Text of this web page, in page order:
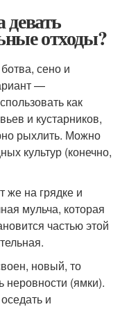
девать
отходы?
сено и
—
как
и кустарников,
рыхлить. Можно
культур (конечно,
же на грядке и
мульча, которая
частью этой
новый, то
неровности (ямки).
и